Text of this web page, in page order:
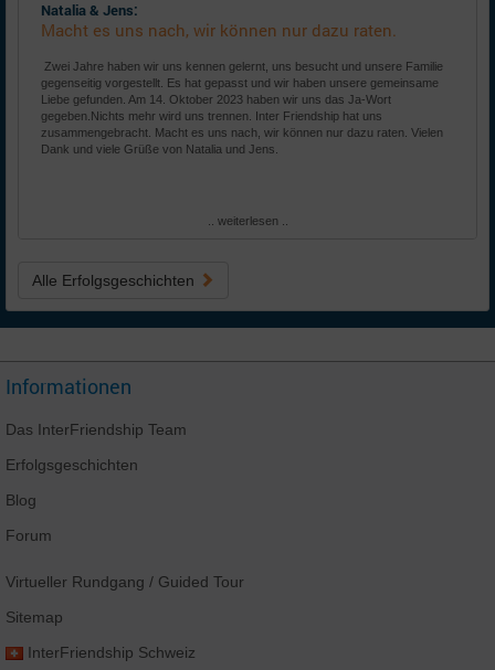
Natalia & Jens:
Macht es uns nach, wir können nur dazu raten.
Zwei Jahre haben wir uns kennen gelernt, uns besucht und unsere Familie
gegenseitig vorgestellt. Es hat gepasst und wir haben unsere gemeinsame
Liebe gefunden. Am 14. Oktober 2023 haben wir uns das Ja-Wort
gegeben.Nichts mehr wird uns trennen. Inter Friendship hat uns
zusammengebracht. Macht es uns nach, wir können nur dazu raten. Vielen
Dank und viele Grüße von Natalia und Jens.
.. weiterlesen ..
Alle Erfolgsgeschichten
Informationen
Das InterFriendship Team
Erfolgsgeschichten
Blog
Forum
Virtueller Rundgang / Guided Tour
Sitemap
InterFriendship Schweiz